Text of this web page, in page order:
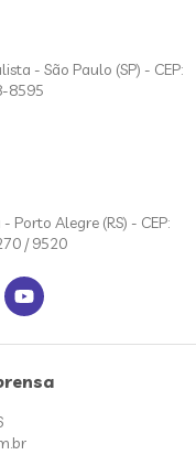
- São Paulo (SP) - CEP:
8595
Porto Alegre (RS) - CEP:
/ 9520